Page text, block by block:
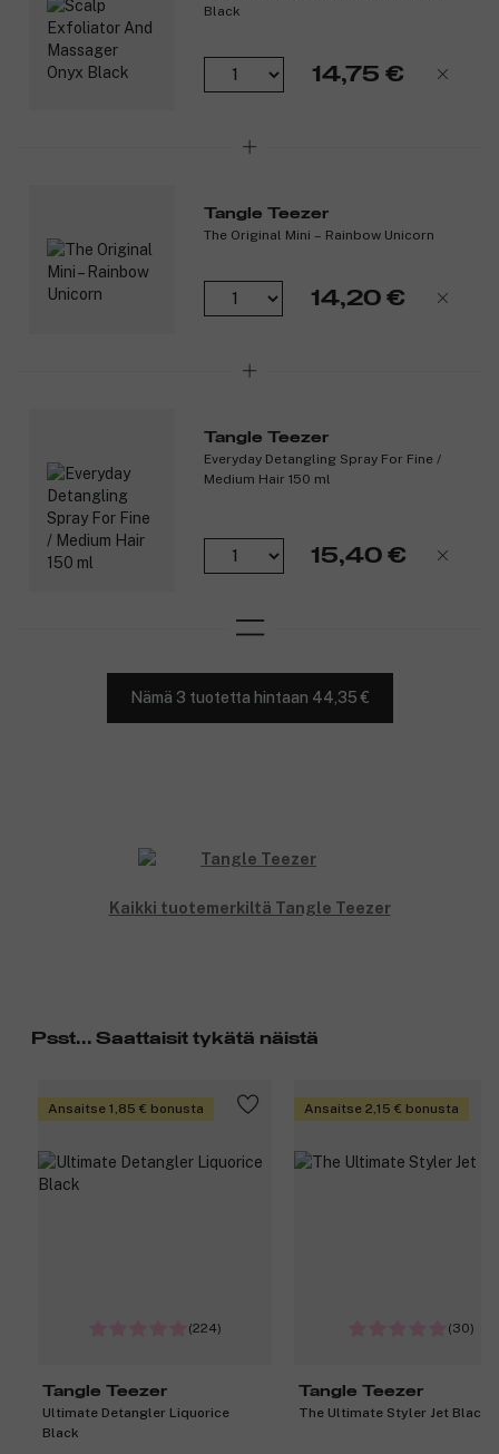
Black
14,75 €
Tangle Teezer
The Original Mini – Rainbow Unicorn
14,20 €
Tangle Teezer
Everyday Detangling Spray For Fine /
Medium Hair 150 ml
15,40 €
Nämä 3 tuotetta hintaan 44,35 €
Kaikki tuotemerkiltä Tangle Teezer
Psst... Saattaisit tykätä näistä
Ansaitse 1,85 € bonusta
(224)
Tangle Teezer
Ultimate Detangler Liquorice
Black
Ansaitse 2,15 € bonusta
(30)
Tangle Teezer
The Ultimate Styler Jet Black